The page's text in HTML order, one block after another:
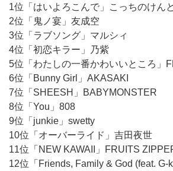
1位「はいよろこんで」こっちのけんと
2位「鬼ノ宴」友成空
3位「ラブソング」マルシィ
4位「初恋キラー」乃紫
5位「わたしの一番かわいいところ」
6位「Bunny Girl」AKASAKI
7位「SHEESH」BABYMONSTER
8位「You」808
9位「junkie」swetty
10位「オーバーライド」吉田夜世
11位「NEW KAWAII」FRUITS
12位「Friends, Family & God (feat. G-